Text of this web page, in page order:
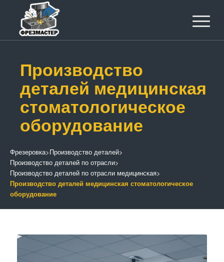
Производство
деталей медицинская
стоматологическое
оборудование
Фрезеровка>Производство деталей>
Производство деталей по отрасли>
Производство деталей по отрасли медицинская>
Производство деталей медицинская стоматологическое
оборудование